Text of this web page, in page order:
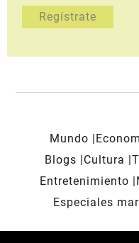
Mundo
Blogs
Cultura
Entretenimiento
Especiales